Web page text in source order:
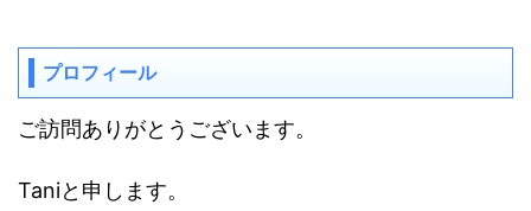
プロフィール
ご訪問ありがとうございます。
Taniと申します。